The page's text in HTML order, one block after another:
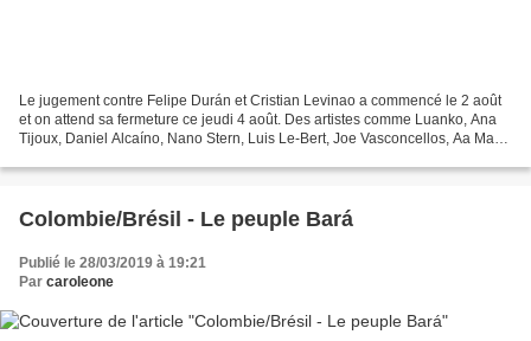
Le jugement contre Felipe Durán et Cristian Levinao a commencé le 2 août
et on attend sa fermeture ce jeudi 4 août. Des artistes comme Luanko, Ana
Tijoux, Daniel Alcaíno, Nano Stern, Luis Le-Bert, Joe Vasconcellos, Aa Marie
Colombie/Brésil - Le peuple Bará
Publié le 28/03/2019 à 19:21
Par caroleone